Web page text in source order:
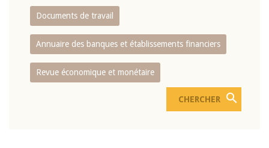
Documents de travail
Annuaire des banques et établissements financiers
Revue économique et monétaire